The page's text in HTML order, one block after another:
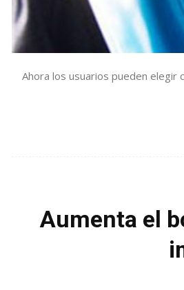
Ahora los usuarios pueden elegir
Aumenta el